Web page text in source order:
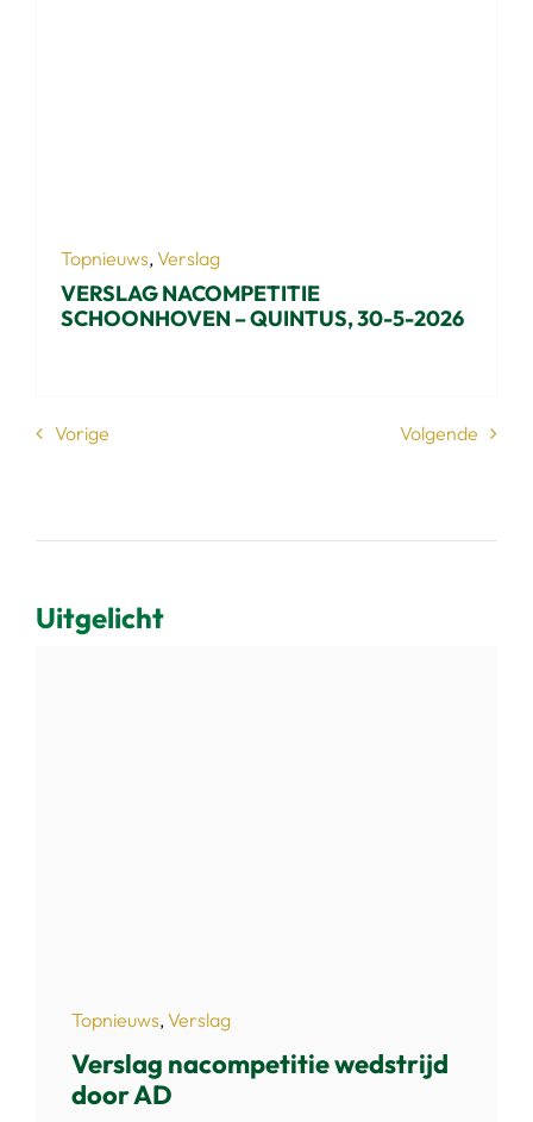
Topnieuws,Verslag
VERSLAG NACOMPETITIE
SCHOONHOVEN – QUINTUS, 30-5-2026
Vorige Volgende
Uitgelicht
Topnieuws, Verslag
Verslag nacompetitie wedstrijd
door AD